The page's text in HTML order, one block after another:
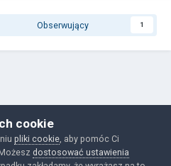
Obserwujący 1
Ciasteczka
Community
cookie
pliki cookie , aby pomóc Ci
dostosować ustawienia